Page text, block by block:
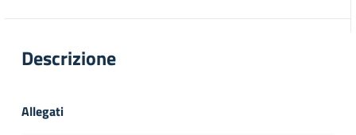
Descrizione
Allegati